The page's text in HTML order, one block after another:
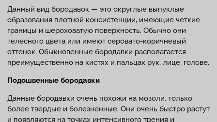
Данный вид бородавок — это округлые выпуклые
образования плотной консистенции, имеющие четкие
границы и шероховатую поверхность. Обычно они
телесного цвета или имеют серовато-коричневый
оттенок. Обыкновенные бородавки располагается
преимущественно на кистях и пальцах рук, лице, голове.
Подошвенные бородавки
Данные бородавки очень похожи на мозоли, только
более твердые и болезненные. Они очень быстро растут
и появляются на точках интенсивного трения и